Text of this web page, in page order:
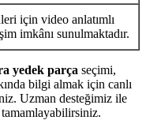
için video anlatımlı
imkânı sunulmaktadır.
yedek parça seçimi,
bilgi almak için canlı
Uzman desteğimiz ile